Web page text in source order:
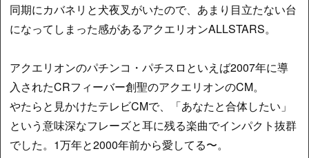
同期にカバネリと犬夜叉がいたので、あまり目立たない台
になってしまった感があるアクエリオンALLSTARS。
アクエリオンのパチンコ・パチスロといえば2007年に導
入されたCRフィーバー創聖のアクエリオンのCM。
やたらと見かけたテレビCMで、「あなたと合体したい」
という意味深なフレーズと耳に残る楽曲でインパクト抜群
でした。1万年と2000年前から愛してる〜。